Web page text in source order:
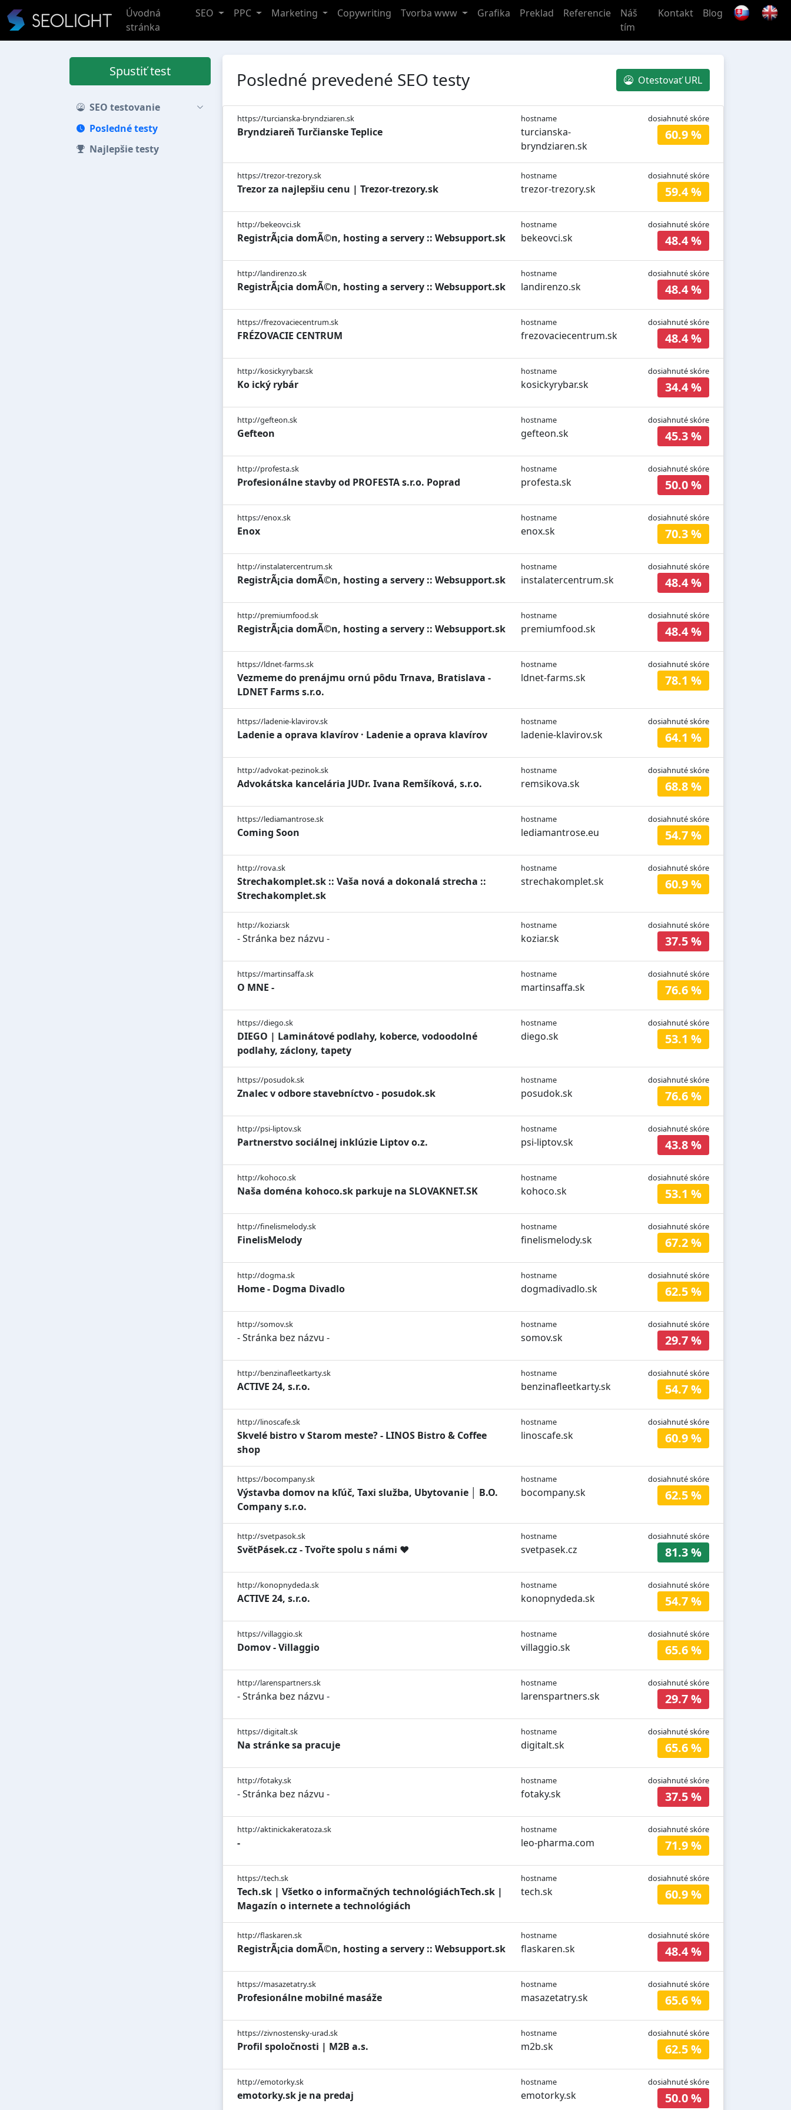
Úvodná
stránka
SEO PPC Marketing Copywriting Tvorba www Grafika Preklad Referencie
Náš
tím
Kontakt Blog
Spustiť test
SEO testovanie
Posledné testy
Najlepšie testy
Posledné prevedené SEO testy Otestovať URL
https://turcianska-bryndziaren.sk
Bryndziareň Turčianske Teplice
hostname
turcianska-
bryndziaren.sk
dosiahnuté skóre
60.9 %
https://trezor-trezory.sk
Trezor za najlepšiu cenu | Trezor-trezory.sk
hostname
trezor-trezory.sk
dosiahnuté skóre
59.4 %
http://bekeovci.sk
RegistrÃ¡cia domÃ©n, hosting a servery :: Websupport.sk
hostname
bekeovci.sk
dosiahnuté skóre
48.4 %
http://landirenzo.sk
RegistrÃ¡cia domÃ©n, hosting a servery :: Websupport.sk
hostname
landirenzo.sk
dosiahnuté skóre
48.4 %
https://frezovaciecentrum.sk
FRÉZOVACIE CENTRUM
hostname
frezovaciecentrum.sk
dosiahnuté skóre
48.4 %
http://kosickyrybar.sk
Ko ický rybár
hostname
kosickyrybar.sk
dosiahnuté skóre
34.4 %
http://gefteon.sk
Gefteon
hostname
gefteon.sk
dosiahnuté skóre
45.3 %
http://profesta.sk
Profesionálne stavby od PROFESTA s.r.o. Poprad
hostname
profesta.sk
dosiahnuté skóre
50.0 %
https://enox.sk
Enox
hostname
enox.sk
dosiahnuté skóre
70.3 %
http://instalatercentrum.sk
RegistrÃ¡cia domÃ©n, hosting a servery :: Websupport.sk
hostname
instalatercentrum.sk
dosiahnuté skóre
48.4 %
http://premiumfood.sk
RegistrÃ¡cia domÃ©n, hosting a servery :: Websupport.sk
hostname
premiumfood.sk
dosiahnuté skóre
48.4 %
https://ldnet-farms.sk
Vezmeme do prenájmu ornú pôdu Trnava, Bratislava -
LDNET Farms s.r.o.
hostname
ldnet-farms.sk
dosiahnuté skóre
78.1 %
https://ladenie-klavirov.sk
Ladenie a oprava klavírov · Ladenie a oprava klavírov
hostname
ladenie-klavirov.sk
dosiahnuté skóre
64.1 %
http://advokat-pezinok.sk
Advokátska kancelária JUDr. Ivana Remšíková, s.r.o.
hostname
remsikova.sk
dosiahnuté skóre
68.8 %
https://lediamantrose.sk
Coming Soon
hostname
lediamantrose.eu
dosiahnuté skóre
54.7 %
http://rova.sk
Strechakomplet.sk :: Vaša nová a dokonalá strecha ::
Strechakomplet.sk
hostname
strechakomplet.sk
dosiahnuté skóre
60.9 %
http://koziar.sk
- Stránka bez názvu -
hostname
koziar.sk
dosiahnuté skóre
37.5 %
https://martinsaffa.sk
O MNE -
hostname
martinsaffa.sk
dosiahnuté skóre
76.6 %
https://diego.sk
DIEGO | Laminátové podlahy, koberce, vodoodolné
podlahy, záclony, tapety
hostname
diego.sk
dosiahnuté skóre
53.1 %
https://posudok.sk
Znalec v odbore stavebníctvo - posudok.sk
hostname
posudok.sk
dosiahnuté skóre
76.6 %
http://psi-liptov.sk
Partnerstvo sociálnej inklúzie Liptov o.z.
hostname
psi-liptov.sk
dosiahnuté skóre
43.8 %
http://kohoco.sk
Naša doména kohoco.sk parkuje na SLOVAKNET.SK
hostname
kohoco.sk
dosiahnuté skóre
53.1 %
http://finelismelody.sk
FinelisMelody
hostname
finelismelody.sk
dosiahnuté skóre
67.2 %
http://dogma.sk
Home - Dogma Divadlo
hostname
dogmadivadlo.sk
dosiahnuté skóre
62.5 %
http://somov.sk
- Stránka bez názvu -
hostname
somov.sk
dosiahnuté skóre
29.7 %
http://benzinafleetkarty.sk
ACTIVE 24, s.r.o.
hostname
benzinafleetkarty.sk
dosiahnuté skóre
54.7 %
http://linoscafe.sk
Skvelé bistro v Starom meste? - LINOS Bistro & Coffee
shop
hostname
linoscafe.sk
dosiahnuté skóre
60.9 %
https://bocompany.sk
Výstavba domov na kľúč, Taxi služba, Ubytovanie │ B.O.
Company s.r.o.
hostname
bocompany.sk
dosiahnuté skóre
62.5 %
http://svetpasok.sk
SvětPásek.cz - Tvořte spolu s námi ♥
hostname
svetpasek.cz
dosiahnuté skóre
81.3 %
http://konopnydeda.sk
ACTIVE 24, s.r.o.
hostname
konopnydeda.sk
dosiahnuté skóre
54.7 %
https://villaggio.sk
Domov - Villaggio
hostname
villaggio.sk
dosiahnuté skóre
65.6 %
http://larenspartners.sk
- Stránka bez názvu -
hostname
larenspartners.sk
dosiahnuté skóre
29.7 %
https://digitalt.sk
Na stránke sa pracuje
hostname
digitalt.sk
dosiahnuté skóre
65.6 %
http://fotaky.sk
- Stránka bez názvu -
hostname
fotaky.sk
dosiahnuté skóre
37.5 %
http://aktinickakeratoza.sk
-
hostname
leo-pharma.com
dosiahnuté skóre
71.9 %
https://tech.sk
Tech.sk | Všetko o informačných technológiáchTech.sk |
Magazín o internete a technológiách
hostname
tech.sk
dosiahnuté skóre
60.9 %
http://flaskaren.sk
RegistrÃ¡cia domÃ©n, hosting a servery :: Websupport.sk
hostname
flaskaren.sk
dosiahnuté skóre
48.4 %
https://masazetatry.sk
Profesionálne mobilné masáže
hostname
masazetatry.sk
dosiahnuté skóre
65.6 %
https://zivnostensky-urad.sk
Profil spoločnosti | M2B a.s.
hostname
m2b.sk
dosiahnuté skóre
62.5 %
http://emotorky.sk
emotorky.sk je na predaj
hostname
emotorky.sk
dosiahnuté skóre
50.0 %